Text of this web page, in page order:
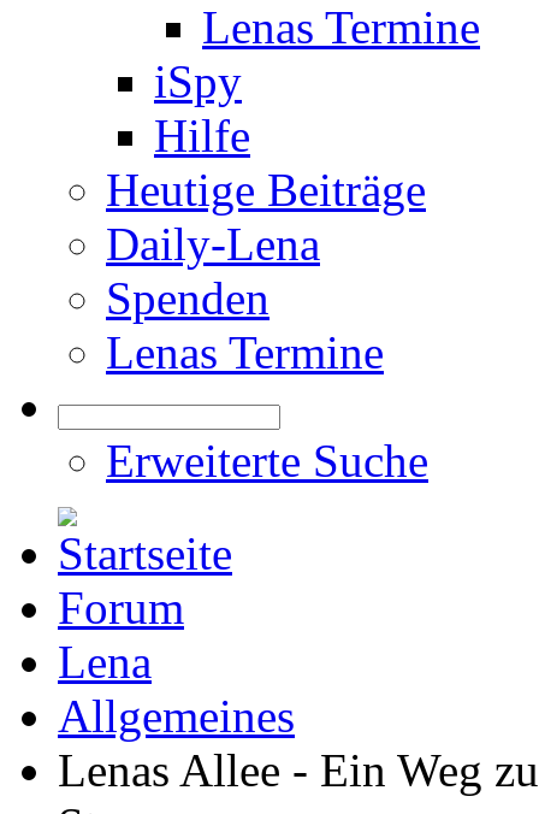
Lenas Termine
iSpy
Hilfe
Heutige Beiträge
Daily-Lena
Spenden
Lenas Termine
Erweiterte Suche
Forum
Lena
Allgemeines
Lenas Allee - Ein Weg